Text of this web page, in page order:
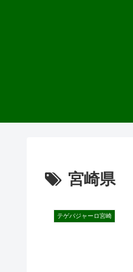
宮崎県
テゲバジャーロ宮崎